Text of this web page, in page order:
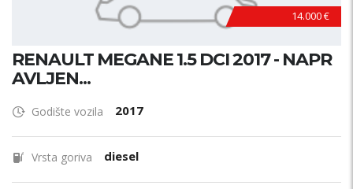
14.000 €
RENAULT MEGANE 1.5 DCI 2017 - NAPR
AVLJEN...
Godište vozila 2017
Vrsta goriva diesel